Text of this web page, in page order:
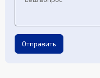
Отправить